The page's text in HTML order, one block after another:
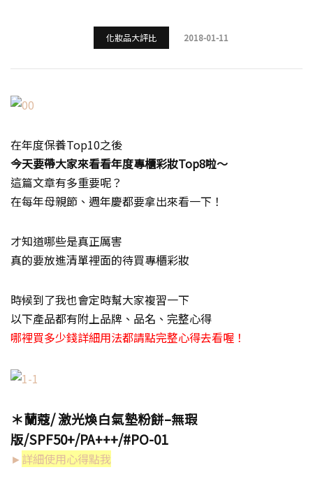
化妝品大評比 2018-01-11
在年度保養Top10之後
今天要帶大家來看看年度專櫃彩妝Top8啦～
這篇文章有多重要呢？
在每年母親節、週年慶都要拿出來看一下！
才知道哪些是真正厲害
真的要放進清單裡面的待買專櫃彩妝
時候到了我也會定時幫大家複習一下
以下產品都有附上品牌、品名、完整心得
哪裡買多少錢詳細用法都請點完整心得去看喔！
＊蘭蔻/激光煥白氣墊粉餅–無瑕
版/SPF50+/PA+++/#PO-01
► 詳細使用心得點我